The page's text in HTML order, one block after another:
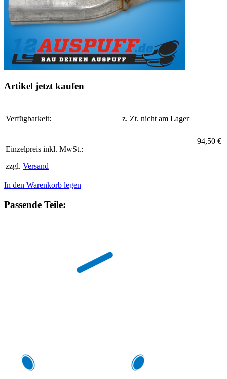
Artikel jetzt kaufen
Verfügbarkeit: z. Zt. nicht am Lager
Einzelpreis inkl. MwSt.:
zzgl. Versand
94,50 €
In den Warenkorb legen
Passende Teile: